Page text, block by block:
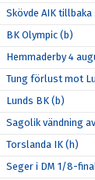
Skövde AIK
BK Olympic (b)
Hemmaderby 4
Tung förlust mot
Lunds BK (b)
Sagolik vändning
Torslanda IK (h)
Seger i DM 1/8-